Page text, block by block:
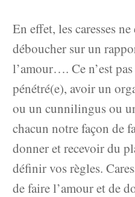
En effet, les caresses
déboucher sur un
l’amour…. Ce n’est
pénétré(e), avoir un
ou un cunnilingus ou
chacun notre façon de
donner et recevoir du
définir vos règles.
de faire l’amour et de